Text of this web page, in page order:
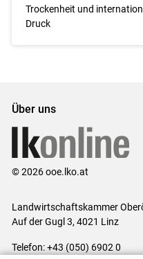
Trockenheit und
Druck
Über uns
© 2026 ooe.lko.at
Landwirtschaftskammer
Auf der Gugl 3, 4021 Linz
Telefon: +43 (050) 6902 0